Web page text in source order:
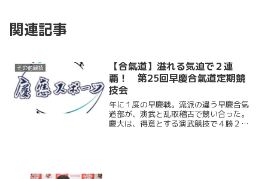
関連記事
その他競技
【合氣道】溢れる気迫で２連
覇！ 第25回早慶合氣道定期競
技会
年に１度の早慶戦。流派の違う早慶合氣
道部が、演武と乱取稽古で競い合った。
慶大は、得意とする演武競技で４勝２